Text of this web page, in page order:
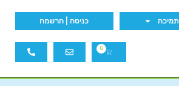
תמיכה כניסה | הרשמה
0